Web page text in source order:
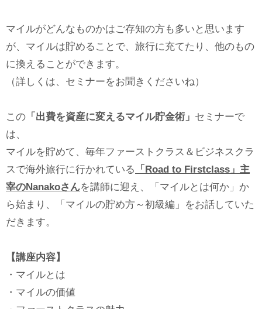
マイルがどんなものかはご存知の方も多いと思います
が、マイルは貯めることで、旅行に充てたり、他のもの
に換えることができます。
（詳しくは、セミナーをお聞きくださいね）
この 「出費を資産に変えるマイル貯金術」 セミナーで
は、
マイルを貯めて、毎年ファーストクラス＆ビジネスクラ
スで海外旅行に行かれている
「Road to Firstclass」主
宰のNanakoさんを講師に迎え、「マイルとは何か」か
ら始まり、「マイルの貯め方～初級編」をお話していた
だきます。
【講座内容】
・マイルとは
・マイルの価値